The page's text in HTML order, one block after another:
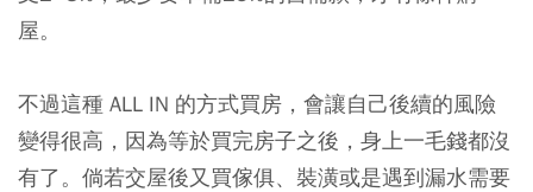
屋。
不過這種 ALL IN 的方式買房，會讓自己後續的風險
變得很高，因為等於買完房子之後，身上一毛錢都沒
有了。倘若交屋後又買傢俱、裝潢或是遇到漏水需要